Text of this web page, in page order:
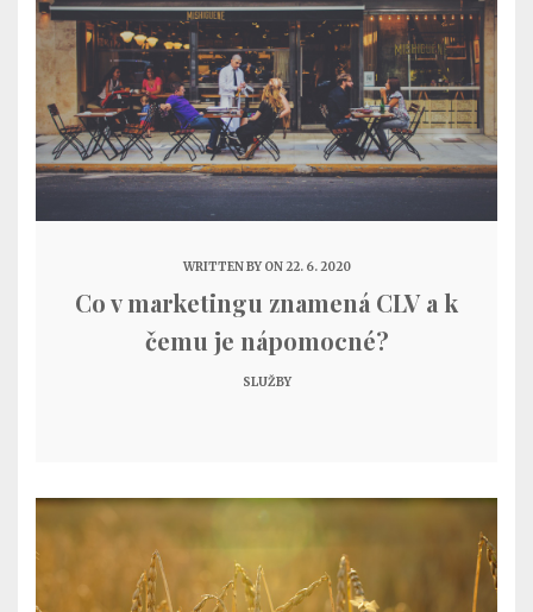
WRITTEN BY ON 22. 6. 2020
Co v marketingu znamená CLV a k
čemu je nápomocné?
SLUŽBY